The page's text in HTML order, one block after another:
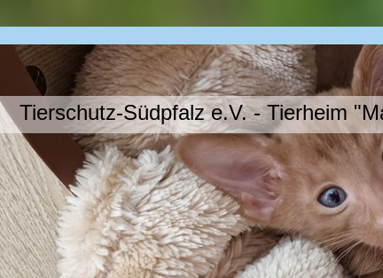
Tierschutz-Südpfalz e.V. - Tierheim